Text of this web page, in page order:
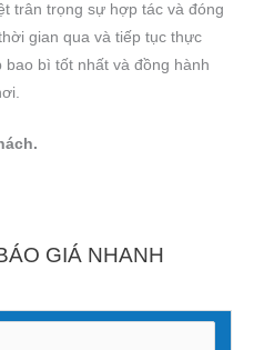
trân trọng sự hợp tác và đóng
gian qua và tiếp tục thực
bao bì tốt nhất và đồng hành
GIÁ NHANH